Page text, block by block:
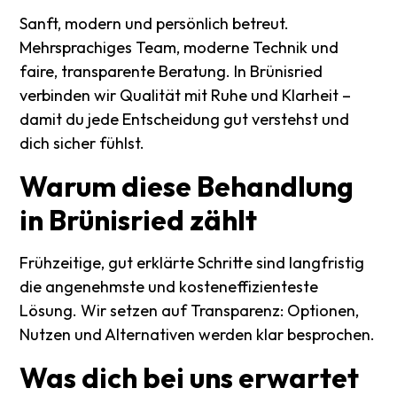
Sanft, modern und persönlich betreut.
Mehrsprachiges Team, moderne Technik und
faire, transparente Beratung. In Brünisried
verbinden wir Qualität mit Ruhe und Klarheit –
damit du jede Entscheidung gut verstehst und
dich sicher fühlst.
Warum diese Behandlung
in Brünisried zählt
Frühzeitige, gut erklärte Schritte sind langfristig
die angenehmste und kosteneffizienteste
Lösung. Wir setzen auf Transparenz: Optionen,
Nutzen und Alternativen werden klar besprochen.
Was dich bei uns erwartet